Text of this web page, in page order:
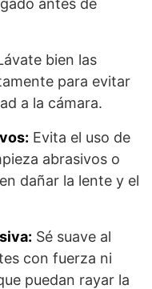
antes de
bien las
para evitar
a la cámara.
Evita el uso de
abrasivos o
dañar la lente y el
Sé suave al
con fuerza ni
puedan rayar la